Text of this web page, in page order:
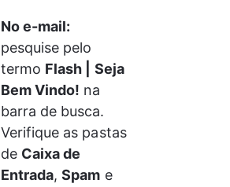
No e-mail:
pesquise pelo
termo Flash | Seja
Bem Vindo! na
barra de busca.
Verifique as pastas
de Caixa de
Entrada, Spam e